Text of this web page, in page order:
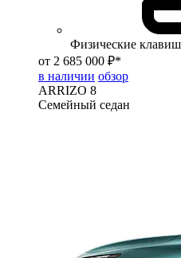
Физические
от 2 685 000 ₽*
в наличии обзор
ARRIZO 8
Семейный седан